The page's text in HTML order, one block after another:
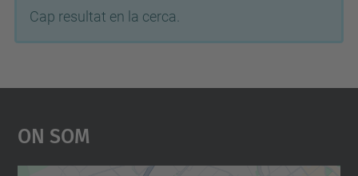
Cap resultat en la cerca.
On Som